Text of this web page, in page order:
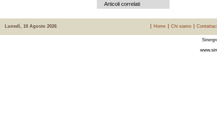
Articoli correlati
Lunedì, 10 Agosto 2026 Home Chi siamo Contattaci